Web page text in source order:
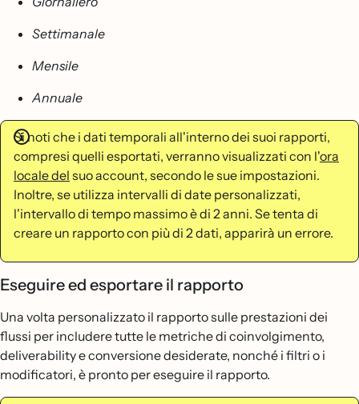
Settimanale
Mensile
Annuale
Si noti che i dati temporali all'interno dei suoi rapporti,
compresi quelli esportati, verranno visualizzati con l'ora
locale del suo account, secondo le sue impostazioni.
Inoltre, se utilizza intervalli di date personalizzati,
l'intervallo di tempo massimo è di 2 anni. Se tenta di
creare un rapporto con più di 2 dati, apparirà un errore.
Eseguire ed esportare il rapporto
Una volta personalizzato il rapporto sulle prestazioni dei
flussi per includere tutte le metriche di coinvolgimento,
deliverability e conversione desiderate, nonché i filtri o i
modificatori, è pronto per eseguire il rapporto.